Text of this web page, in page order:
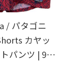
/ パタゴニ
カヤッ
パンツ | 90s